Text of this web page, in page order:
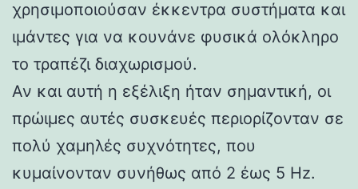
χρησιμοποιούσαν έκκεντρα συστήματα και
ιμάντες για να κουνάνε φυσικά ολόκληρο
το τραπέζι διαχωρισμού.
Αν και αυτή η εξέλιξη ήταν σημαντική, οι
πρώιμες αυτές συσκευές περιορίζονταν σε
πολύ χαμηλές συχνότητες, που
κυμαίνονταν συνήθως από 2 έως 5 Hz.